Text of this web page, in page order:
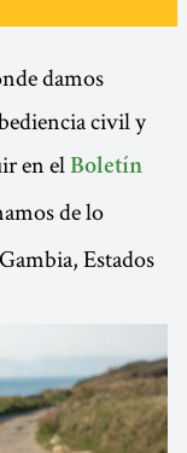
damos
civil y
en el Boletín
de lo
Estados